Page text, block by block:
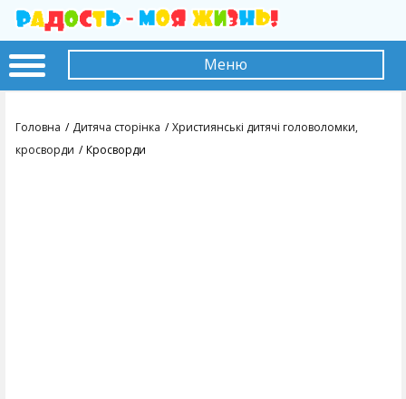
Меню
Головна Дитяча сторінка
Християнські дитячі головоломки,
кросворди
Кросворди